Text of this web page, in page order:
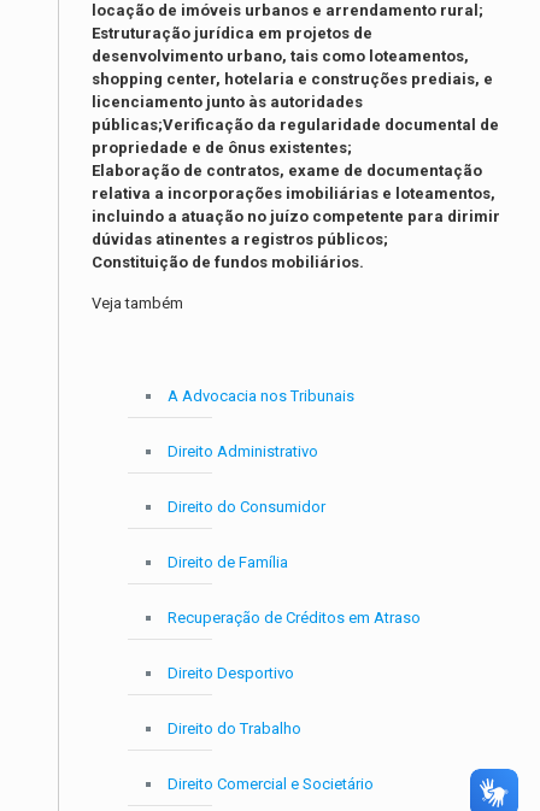
locação de imóveis urbanos e arrendamento rural;
Estruturação jurídica em projetos de
desenvolvimento urbano, tais como loteamentos,
shopping center, hotelaria e construções prediais, e
licenciamento junto às autoridades
públicas;Verificação da regularidade documental de
propriedade e de ônus existentes;
Elaboração de contratos, exame de documentação
relativa a incorporações imobiliárias e loteamentos,
incluindo a atuação no juízo competente para dirimir
dúvidas atinentes a registros públicos;
Constituição de fundos mobiliários.
Veja também
A Advocacia nos Tribunais
Direito Administrativo
Direito do Consumidor
Direito de Família
Recuperação de Créditos em Atraso
Direito Desportivo
Direito do Trabalho
Direito Comercial e Societário